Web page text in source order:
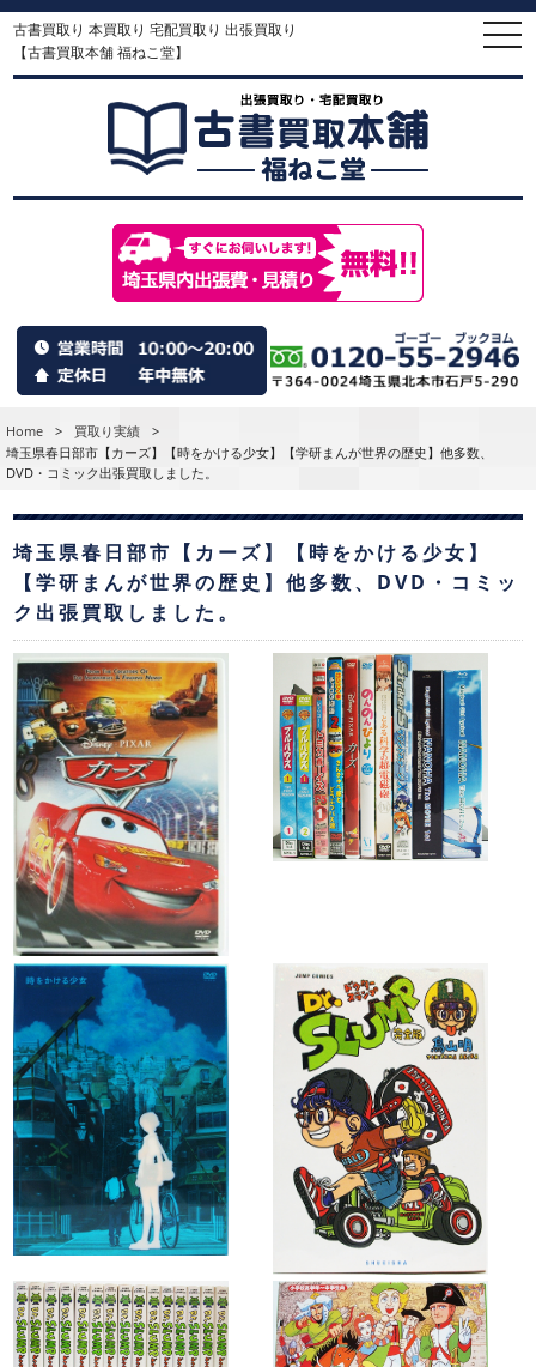
古書買取り 本買取り 宅配買取り 出張買取り
【古書買取本舗 福ねこ堂】
Home > 買取り実績
>
埼玉県春日部市【カーズ】【時をかける少女】【学研まんが世界の歴史】他多数、
DVD・コミック出張買取しました。
埼玉県春日部市【カーズ】【時をかける少女】
【学研まんが世界の歴史】他多数、DVD・コミッ
ク出張買取しました。